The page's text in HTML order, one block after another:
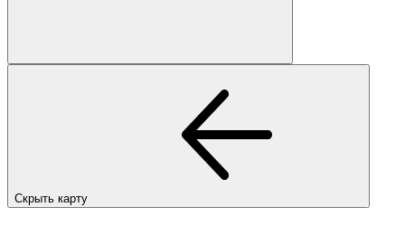
Скрыть карту